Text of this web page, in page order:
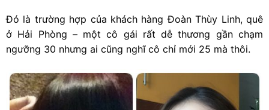
Đó là trường hợp của khách hàng Đoàn Thùy Linh, quê
ở Hải Phòng – một cô gái rất dễ thương gần chạm
ngưỡng 30 nhưng ai cũng nghĩ cô chỉ mới 25 mà thôi.